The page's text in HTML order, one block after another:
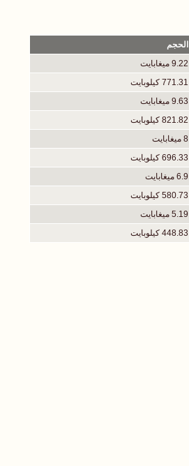
الحجم
9.22 ميغابايت
771.31 كيلوبايت
9.63 ميغابايت
821.82 كيلوبايت
8 ميغابايت
696.33 كيلوبايت
6.9 ميغابايت
580.73 كيلوبايت
5.19 ميغابايت
448.83 كيلوبايت